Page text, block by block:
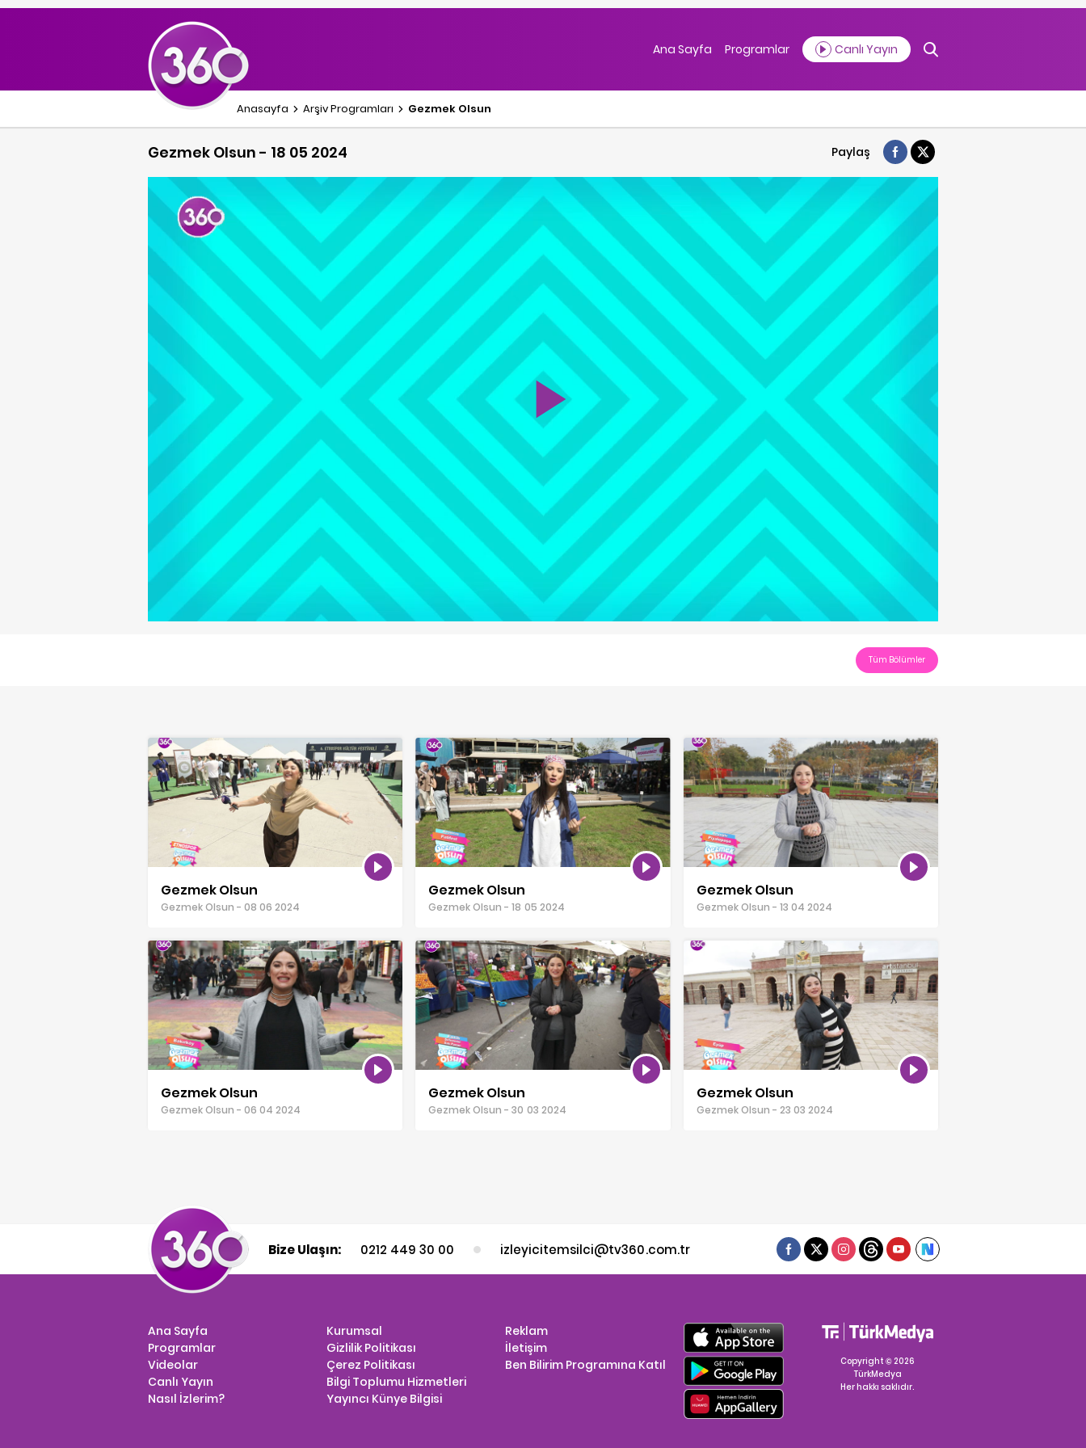
Ana Sayfa Programlar Canlı Yayın
Anasayfa Arşiv Programları Gezmek Olsun
Gezmek Olsun - 18 05 2024 Paylaş
Play
Video
Tüm Bölümler
Gezmek Olsun
Gezmek Olsun - 08 06 2024
Gezmek Olsun
Gezmek Olsun - 18 05 2024
Gezmek Olsun
Gezmek Olsun - 13 04 2024
Gezmek Olsun
Gezmek Olsun - 06 04 2024
Gezmek Olsun
Gezmek Olsun - 30 03 2024
Gezmek Olsun
Gezmek Olsun - 23 03 2024
Bize Ulaşın: 0212 449 30 00 izleyicitemsilci@tv360.com.tr
Ana Sayfa
Programlar
Videolar
Canlı Yayın
Nasıl İzlerim?
Kurumsal
Gizlilik Politikası
Çerez Politikası
Bilgi Toplumu Hizmetleri
Yayıncı Künye Bilgisi
Reklam
İletişim
Ben Bilirim Programına Katıl
Copyright © 2026
TürkMedya
Her hakkı saklıdır.